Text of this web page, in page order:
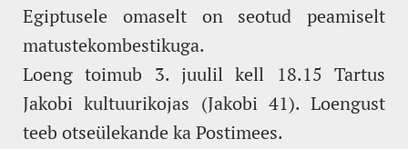
Egiptusele omaselt on seotud peamiselt
matustekombestikuga.
Loeng toimub 3. juulil kell 18.15 Tartus
Jakobi kultuurikojas (Jakobi 41). Loengust
teeb otseülekande ka Postimees.